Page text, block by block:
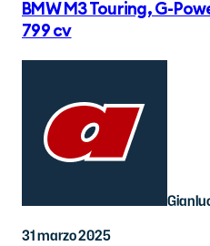
BMW M3 Touring, G-
799 cv
31 marzo 2025